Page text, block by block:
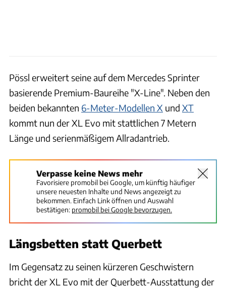
Pössl erweitert seine auf dem Mercedes Sprinter
basierende Premium-Baureihe "X-Line". Neben den
beiden bekannten 6-Meter-Modellen X und XT
kommt nun der XL Evo mit stattlichen 7 Metern
Länge und serienmäßigem Allradantrieb.
Verpasse keine News mehr
Favorisiere promobil bei Google, um künftig häufiger
unsere neuesten Inhalte und News angezeigt zu
bekommen. Einfach Link öffnen und Auswahl
bestätigen: promobil bei Google bevorzugen.
Längsbetten statt Querbett
Im Gegensatz zu seinen kürzeren Geschwistern
bricht der XL Evo mit der Querbett-Ausstattung der